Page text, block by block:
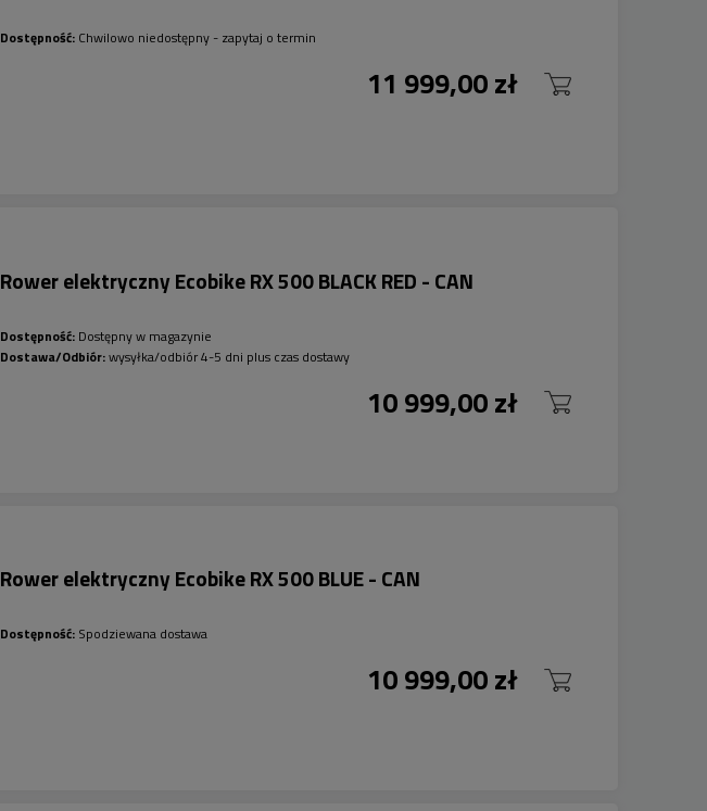
Dostępność: Chwilowo niedostępny - zapytaj o termin
11 999,00 zł
Rower elektryczny Ecobike RX 500 BLACK RED - CAN
Dostępność: Dostępny w magazynie
Dostawa/Odbiór:wysyłka/odbiór 4-5 dni plus czas dostawy
10 999,00 zł
Rower elektryczny Ecobike RX 500 BLUE - CAN
Dostępność: Spodziewana dostawa
10 999,00 zł